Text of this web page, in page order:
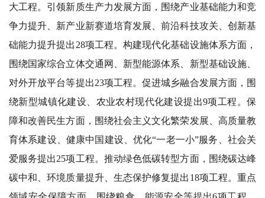
大工程。引领新质生产力发展方面，围绕产业基础能力和竞
争力提升、新产业新赛道培育发展、前沿科技攻关、创新基
础能力提升提出28项工程。构建现代化基础设施体系方面，
围绕国家综合立体交通网、新型能源体系、新型基础设施、
对外开放平台等提出23项工程。促进城乡融合发展方面，围
绕新型城镇化建设、农业农村现代化建设提出9项工程。保
障和改善民生方面，围绕社会主义文化繁荣发展、高质量教
育体系建设、健康中国建设、优化“一老一小”服务、社会关
爱服务提出25项工程。推动绿色低碳转型方面，围绕碳达峰
碳中和、环境质量提升、生态保护修复提出18项工程。重点